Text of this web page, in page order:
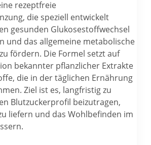
rezeptfreie
die speziell entwickelt
gesunden Glukosestoffwechsel
und das allgemeine metabolische
fördern. Die Formel setzt auf
bekannter pflanzlicher Extrakte
die in der täglichen Ernährung
Ziel ist es, langfristig zu
Blutzuckerprofil beizutragen,
liefern und das Wohlbefinden im